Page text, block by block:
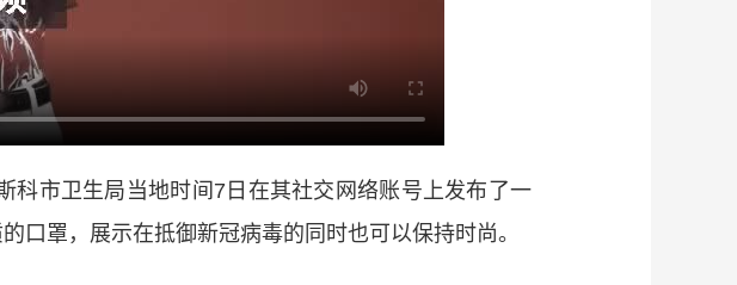
市卫生局当地时间7日在其社交网络账号上发布了一
口罩，展示在抵御新冠病毒的同时也可以保持时尚。